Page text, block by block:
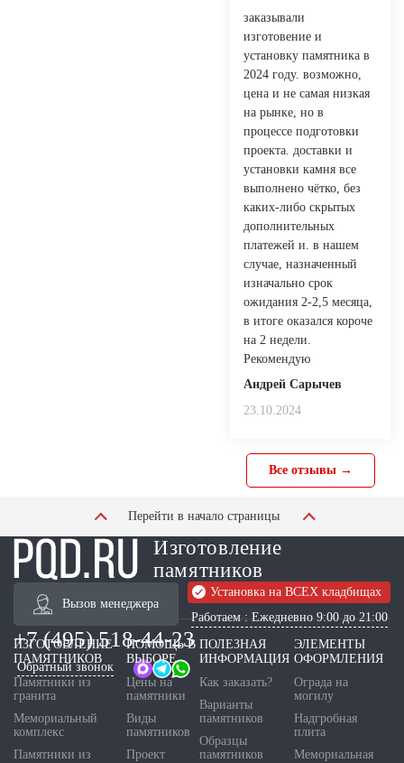
заказывали
изготовение и
установку памятника в
2024 году. возможно,
цена и не самая низкая
на рынке, но в
процессе подготовки
проекта. доставки и
установки камня все
выполнено чётко, без
каких-либо скрытых
дополнительных
платежей и. в нашем
случае, назначенный
изначально срок
ожидания 2-2,5 месяца,
в итоге оказался короче
на 2 недели.
Рекомендую
Андрей Сарычев
23.10.2024
Все отзывы →
Перейти в начало страницы
Изготовление
памятников
Вызов менеджера
Установка на ВСЕХ кладбищах
Работаем : Ежедневно 9:00 до 21:00
+7 (495) 518-44-23
Обратный звонок
ИЗГОТОВЛЕНИЕ
ПАМЯТНИКОВ
Памятники из
гранита
Мемориальный
комплекс
Памятники из
ПОМОЩЬ В
ВЫБОРЕ
Цены на
памятники
Виды
памятников
Проект
ПОЛЕЗНАЯ
ИНФОРМАЦИЯ
Как заказать?
Варианты
памятников
Образцы
памятников
ЭЛЕМЕНТЫ
ОФОРМЛЕНИЯ
Ограда на
могилу
Надгробная
плита
Мемориальная